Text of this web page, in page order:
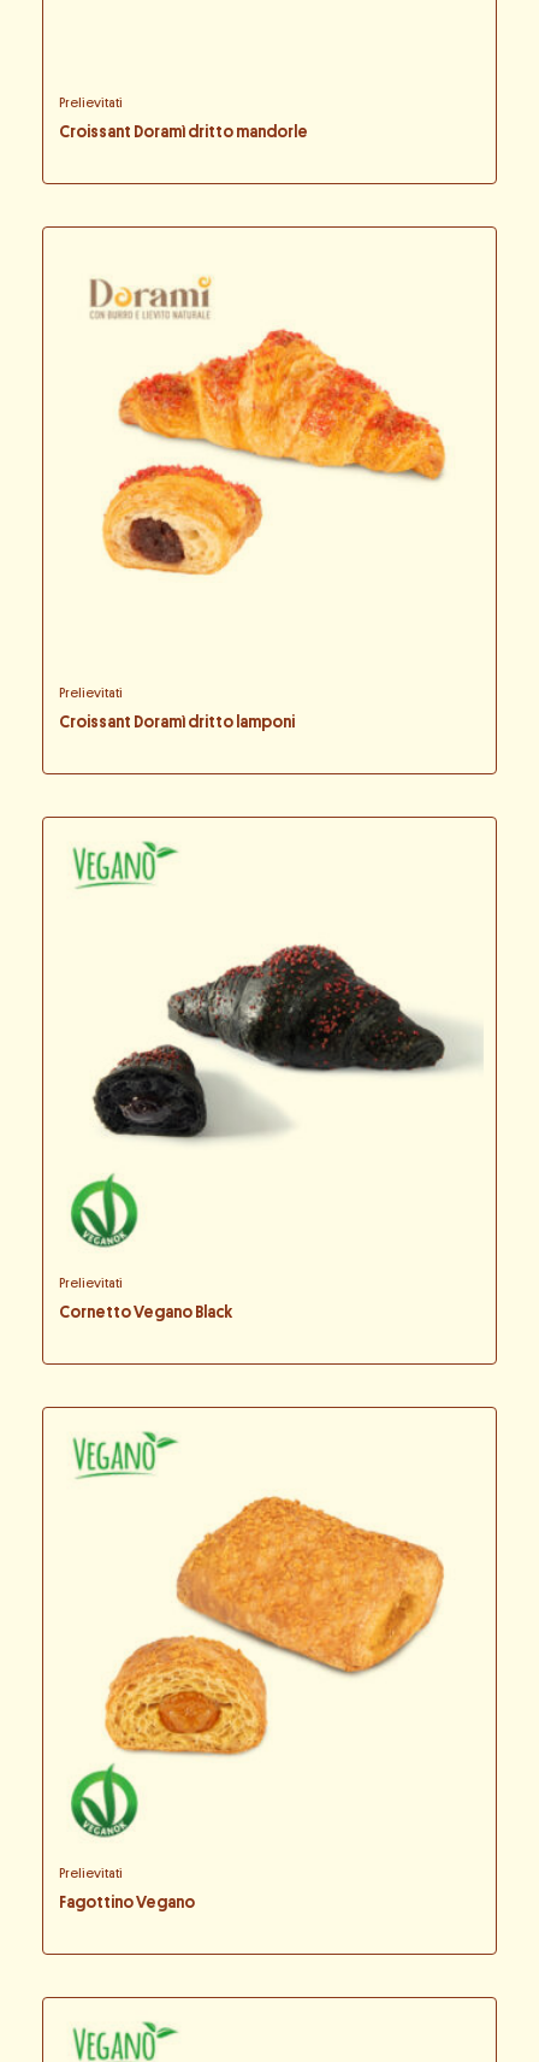
Prelievitati
Croissant Doramì dritto mandorle
Prelievitati
Croissant Doramì dritto lamponi
Prelievitati
Cornetto Vegano Black
Prelievitati
Fagottino Vegano